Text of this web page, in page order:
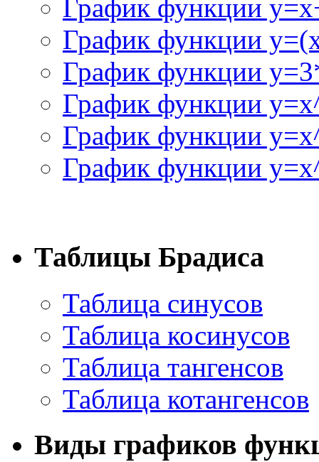
График функции
График функции
График функции
График функции
График функции
График функции
Таблицы Брадиса
Таблица синусов
Таблица косинусов
Таблица тангенсов
Таблица котангенсов
Виды графиков